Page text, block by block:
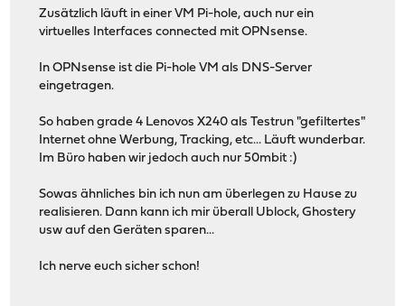
Zusätzlich läuft in einer VM Pi-hole, auch nur ein
virtuelles Interfaces connected mit OPNsense.
In OPNsense ist die Pi-hole VM als DNS-Server
eingetragen.
So haben grade 4 Lenovos X240 als Testrun "gefiltertes"
Internet ohne Werbung, Tracking, etc... Läuft wunderbar.
Im Büro haben wir jedoch auch nur 50mbit :)
Sowas ähnliches bin ich nun am überlegen zu Hause zu
realisieren. Dann kann ich mir überall Ublock, Ghostery
usw auf den Geräten sparen...
Ich nerve euch sicher schon!